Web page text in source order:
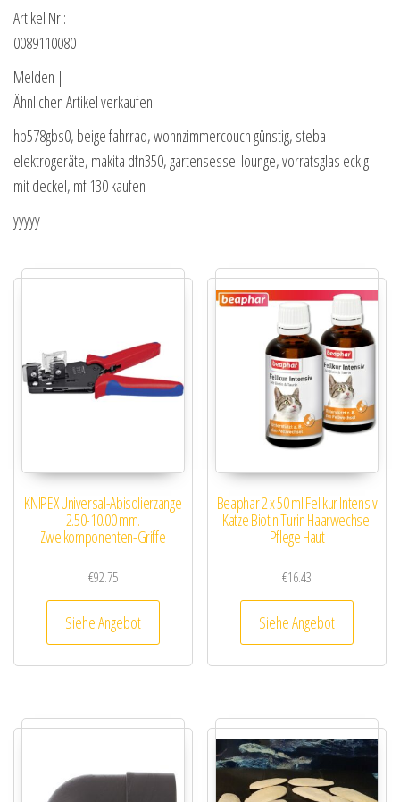
Artikel Nr.:
0089110080
Melden |
Ähnlichen Artikel verkaufen
hb578gbs0, beige fahrrad, wohnzimmercouch günstig, steba
elektrogeräte, makita dfn350, gartensessel lounge, vorratsglas eckig
mit deckel, mf 130 kaufen
yyyyy
KNIPEX Universal-Abisolierzange
2.50-10.00 mm.
Zweikomponenten-Griffe
€92.75
Siehe Angebot
Beaphar 2 x 50 ml Fellkur Intensiv
Katze Biotin Turin Haarwechsel
Pflege Haut
€16.43
Siehe Angebot